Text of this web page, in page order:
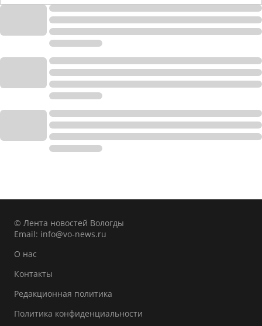
© Лента новостей Вологды
Email: info@vo-news.ru
О нас
Контакты
Редакционная политика
Политика конфиденциальности